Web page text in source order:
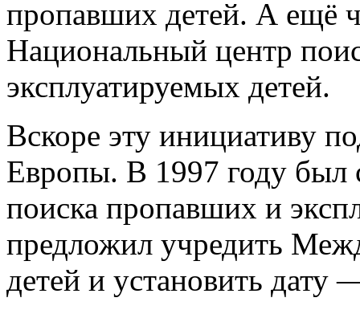
пропавших детей. А ещё
Национальный центр
эксплуатируемых детей.
Вскоре эту инициативу
Европы. В 1997 году был
поиска пропавших и
предложил учредить
детей и установить дату